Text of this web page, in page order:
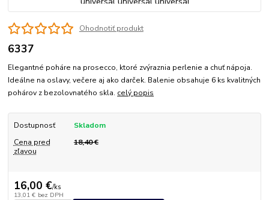
Ohodnotiť produkt
6337
Elegantné poháre na prosecco, ktoré zvýraznia perlenie a chuť nápoja.
Ideálne na oslavy, večere aj ako darček. Balenie obsahuje 6 ks kvalitných
pohárov z bezolovnatého skla. celý popis
Dostupnosť
Skladom
Cena pred
zľavou
18,40 €
16,00 €/ks
13,01 € bez DPH